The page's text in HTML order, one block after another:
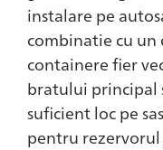
instalare pe
combinatie cu
containere fier
bratului principal
suficient loc pe
pentru rezervorul